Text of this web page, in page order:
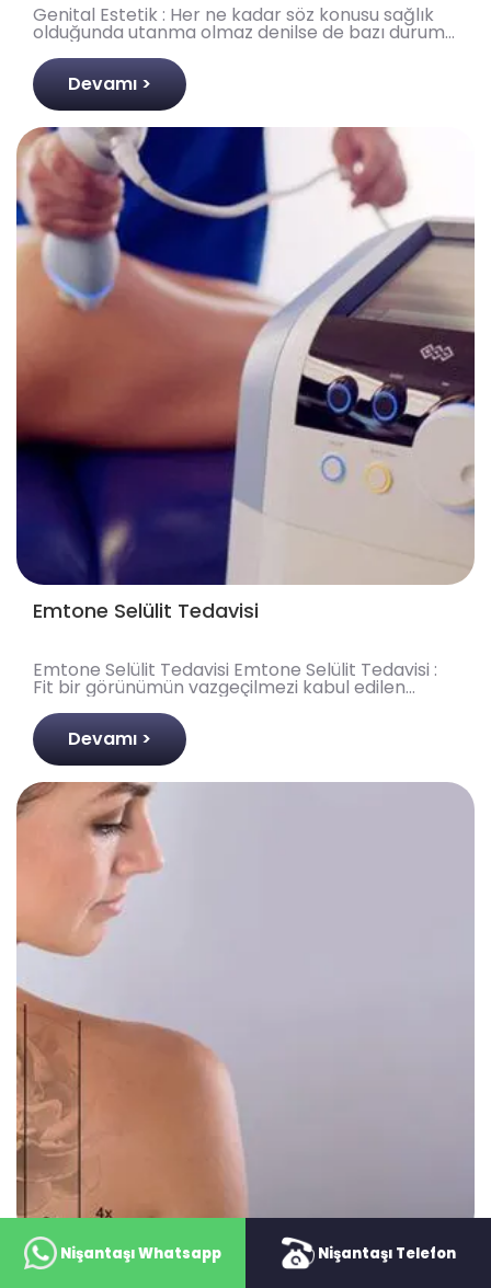
Nişantaşı Whatsapp Nişantaşı Telefon
Genital Estetik : Her ne kadar söz konusu sağlık
olduğunda utanma olmaz denilse de bazı durum
ve koşullar hastaların kendini anlatırken
çekinmesine, u..
Devamı >
Emtone Selülit Tedavisi
Emtone Selülit Tedavisi Emtone Selülit Tedavisi :
Fit bir görünümün vazgeçilmezi kabul edilen
selülitten arınmış pürüzsüz bacaklara kavuşmak,
kuşkusu..
Devamı >
Dövme Sildirme